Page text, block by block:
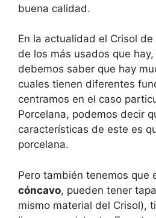
buena calidad.
En la actualidad el Crisol
de los más usados que
debemos saber que hay
cuales tienen diferentes
centramos en el caso
Porcelana, podemos decir
características de este es
porcelana.
Pero también tenemos que
cóncavo, pueden tener
mismo material del Crisol),